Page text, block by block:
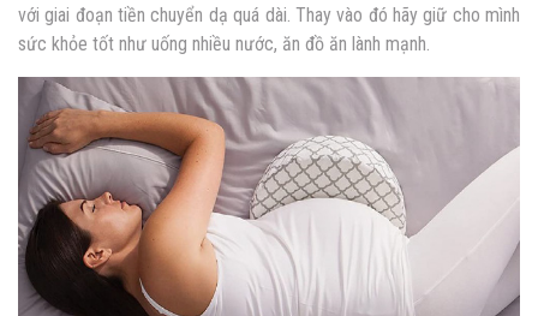
với giai đoạn tiền chuyển dạ quá dài. Thay vào đó hãy giữ cho mình
sức khỏe tốt như uống nhiều nước, ăn đồ ăn lành mạnh.